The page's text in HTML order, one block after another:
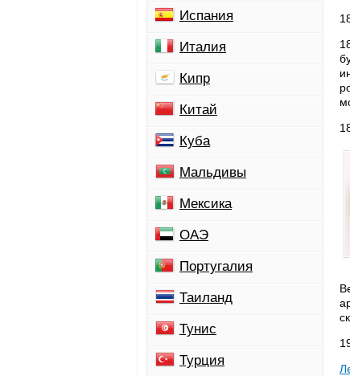
Испания
Италия
Кипр
Китай
Куба
Мальдивы
Мексика
ОАЭ
Португалия
Таиланд
Тунис
Турция